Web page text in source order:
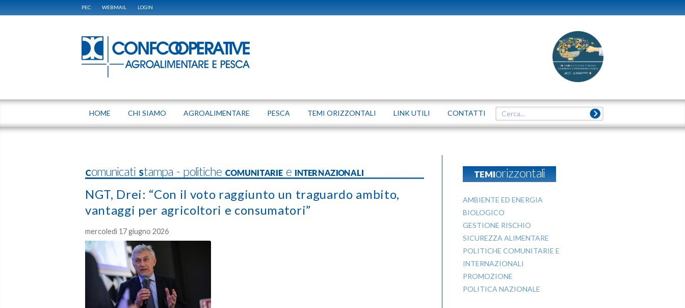
PEC WEBMAIL LOGIN
HOME CHI SIAMO AGROALIMENTARE PESCA TEMI ORIZZONTALI LINK UTILI CONTATTI
Comunicati Stampa - politiche COMUNITARIE e INTERNAZIONALI
NGT, Drei: “Con il voto raggiunto un traguardo ambito,
vantaggi per agricoltori e consumatori”
mercoledì 17 giugno 2026
TEMIorizzontali
AMBIENTE ED ENERGIA
BIOLOGICO
GESTIONE RISCHIO
SICUREZZA ALIMENTARE
POLITICHE COMUNITARIE E
INTERNAZIONALI
PROMOZIONE
POLITICA NAZIONALE